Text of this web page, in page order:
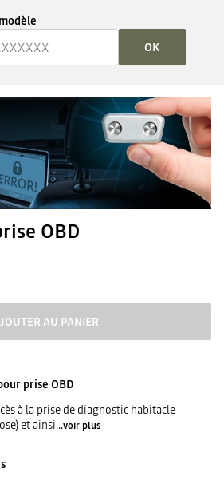
OK
OBD
AU PANIER
prise OBD
à la prise de diagnostic habitacle
et ainsi...voir plus